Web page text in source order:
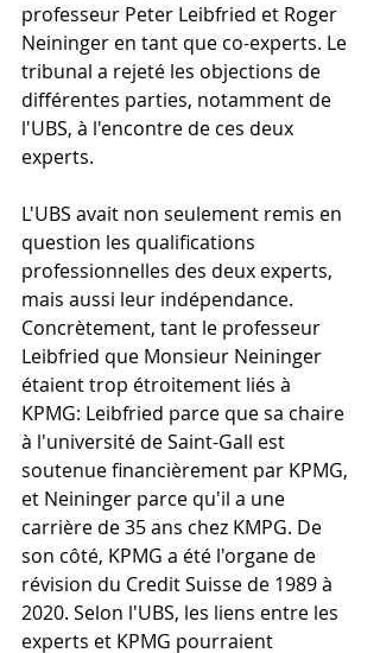
professeur Peter Leibfried et Roger
Neininger en tant que co-experts. Le
tribunal a rejeté les objections de
différentes parties, notamment de
l'UBS, à l'encontre de ces deux
experts.
L'UBS avait non seulement remis en
question les qualifications
professionnelles des deux experts,
mais aussi leur indépendance.
Concrètement, tant le professeur
Leibfried que Monsieur Neininger
étaient trop étroitement liés à
KPMG: Leibfried parce que sa chaire
à l'université de Saint-Gall est
soutenue financièrement par KPMG,
et Neininger parce qu'il a une
carrière de 35 ans chez KMPG. De
son côté, KPMG a été l'organe de
révision du Credit Suisse de 1989 à
2020. Selon l'UBS, les liens entre les
experts et KPMG pourraient